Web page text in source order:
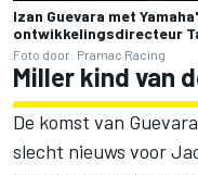
Izan Guevara met
ontwikkelingsdirecteur
Foto door: Pramac Racing
Miller kind van
De komst van
slecht nieuws voor